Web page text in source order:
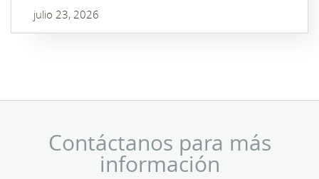
julio 23, 2026
Contáctanos para más
información